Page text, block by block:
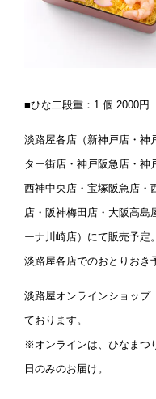
■ひな二段重：1 個 2000円
淡路屋各店（新神戸店・神
ター街店・神戸阪急店・神
西神中央店・宝塚阪急店・
店・阪神梅田店・大阪高島
ーナ川崎店）にて販売予定。
淡路屋各店でのおとりおき
淡路屋オンラインショップ
ております。
※オンラインは、ひなまつ
日のみのお届け。